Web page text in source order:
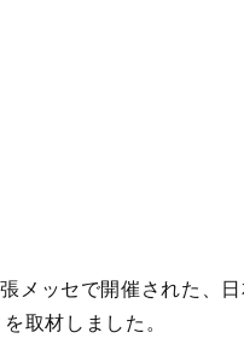
メッセで開催された、
を取材しました。